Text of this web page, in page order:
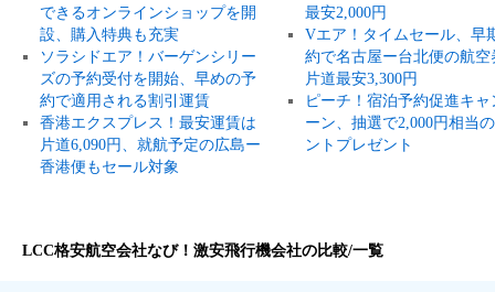
できるオンラインショップを開
設、購入特典も充実
ソラシドエア！バーゲンシリー
ズの予約受付を開始、早めの予
約で適用される割引運賃
香港エクスプレス！最安運賃は
片道6,090円、就航予定の広島ー
香港便もセール対象
最安2,000円
Vエア！タイムセール、早
約で名古屋ー台北便の航空
片道最安3,300円
ピーチ！宿泊予約促進キャ
ーン、抽選で2,000円相当
ントプレゼント
LCC格安航空会社なび！激安飛行機会社の比較/一覧